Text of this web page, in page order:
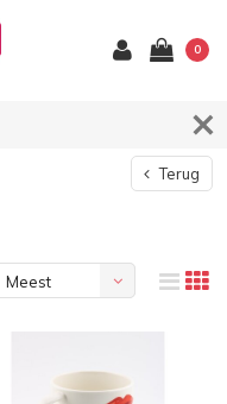
0
Terug
Meest